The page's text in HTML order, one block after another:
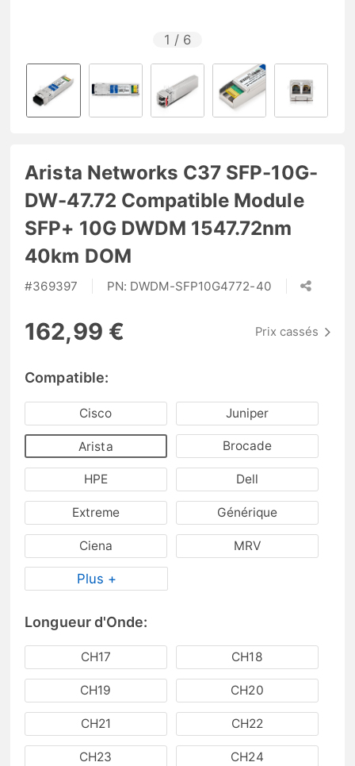
1 / 6
Arista Networks C37 SFP-10G-
DW-47.72 Compatible Module
SFP+ 10G DWDM 1547.72nm
40km DOM
#369397 PN: DWDM-SFP10G4772-40
162,99 € Prix cassés
Compatible:
Cisco Juniper
Arista Brocade
HPE Dell
Extreme Générique
Ciena MRV
Plus +
Longueur d'Onde:
CH17 CH18
CH19 CH20
CH21 CH22
CH23 CH24